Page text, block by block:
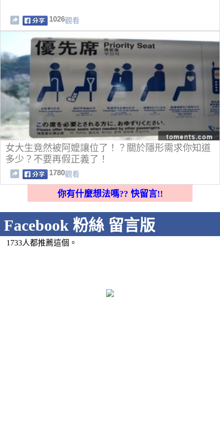
1026觀看
女大生竟然被阿嬤讓位了！？關於隱形需求你知道
多少？不要再假正義了！
1780觀看
你有什麼想法嗎?? 快留言!!
Facebook 粉絲 留言版
1733人都推薦這個。